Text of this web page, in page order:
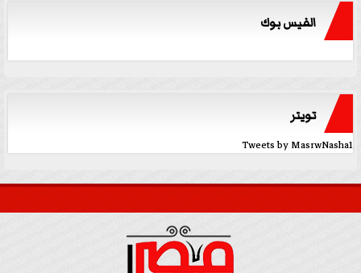
الفيس بوك
تويتر
Tweets by MasrwNasha1